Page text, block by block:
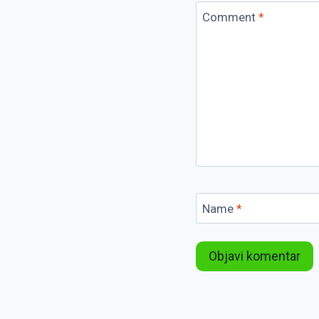
Comment *
Name *